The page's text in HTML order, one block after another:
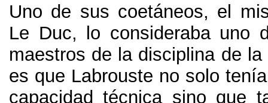
Uno de sus coetáneos, el
Le Duc,
lo consideraba uno
maestros de la disciplina de la
es que Labrouste no solo
capacidad técnica sino que